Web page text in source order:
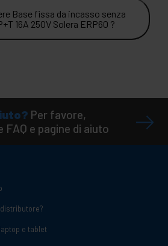
Base fissa da incasso senza
16A 250V Solera ERP60 ?
Per favore,
e pagine di aiuto
e tablet